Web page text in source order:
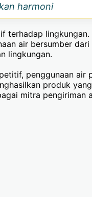
harmoni
terhadap
air bersumber
lingkungan.
penggunaan
produk
mitra